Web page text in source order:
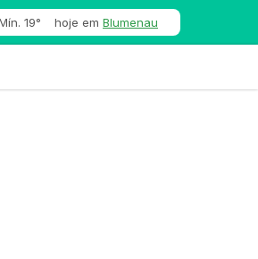
19° hoje em Blumenau